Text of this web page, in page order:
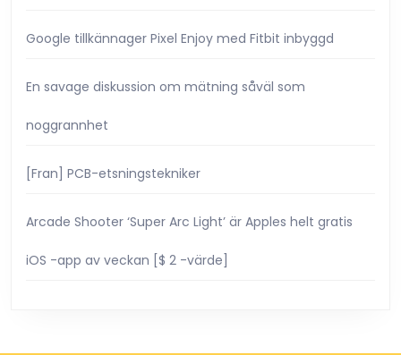
Google tillkännager Pixel Enjoy med Fitbit inbyggd
En savage diskussion om mätning såväl som
noggrannhet
[Fran] PCB-etsningstekniker
Arcade Shooter ‘Super Arc Light’ är Apples helt gratis
iOS -app av veckan [$ 2 -värde]